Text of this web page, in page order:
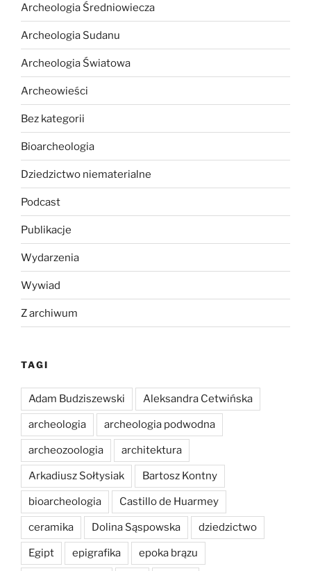
Archeologia Średniowiecza
Archeologia Sudanu
Archeologia Światowa
Archeowieści
Bez kategorii
Bioarcheologia
Dziedzictwo niematerialne
Podcast
Publikacje
Wydarzenia
Wywiad
Z archiwum
TAGI
Adam Budziszewski Aleksandra Cetwińska
archeologia archeologia podwodna
archeozoologia architektura
Arkadiusz Sołtysiak Bartosz Kontny
bioarcheologia Castillo de Huarmey
ceramika Dolina Sąspowska dziedzictwo
Egipt epigrafika epoka brązu